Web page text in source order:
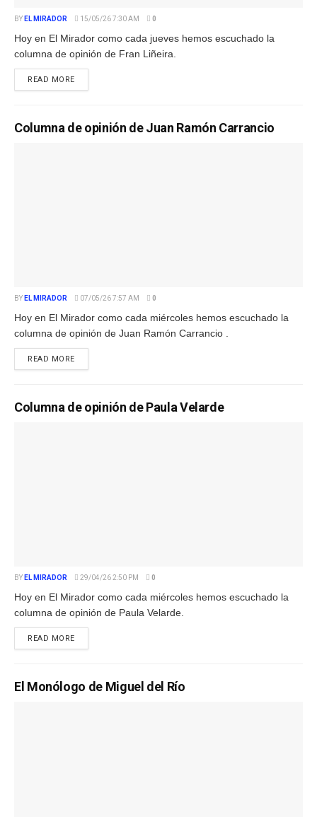
BY EL MIRADOR 15/05/26 7:30 AM 0
Hoy en El Mirador como cada jueves hemos escuchado la
columna de opinión de Fran Liñeira.
READ MORE
Columna de opinión de Juan Ramón Carrancio
BY EL MIRADOR 07/05/26 7:57 AM 0
Hoy en El Mirador como cada miércoles hemos escuchado la
columna de opinión de Juan Ramón Carrancio .
READ MORE
Columna de opinión de Paula Velarde
BY EL MIRADOR 29/04/26 2:50 PM 0
Hoy en El Mirador como cada miércoles hemos escuchado la
columna de opinión de Paula Velarde.
READ MORE
El Monólogo de Miguel del Río